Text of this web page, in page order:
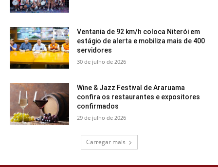
Ventania de 92 km/h coloca Niterói em
estágio de alerta e mobiliza mais de 400
servidores
30 de julho de 2026
Wine & Jazz Festival de Araruama
confira os restaurantes e expositores
confirmados
29 de julho de 2026
Carregar mais